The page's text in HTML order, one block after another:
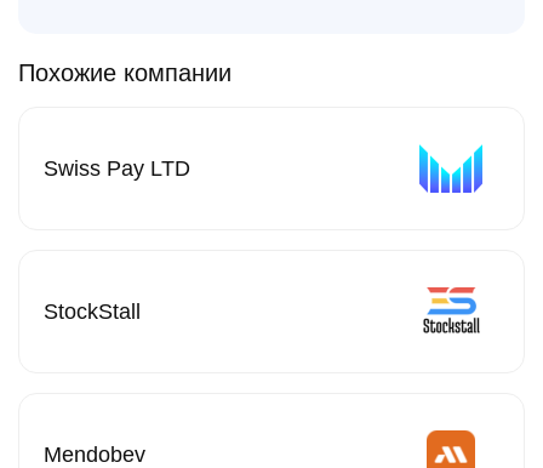
Похожие компании
Swiss Pay LTD
StockStall
Mendobev